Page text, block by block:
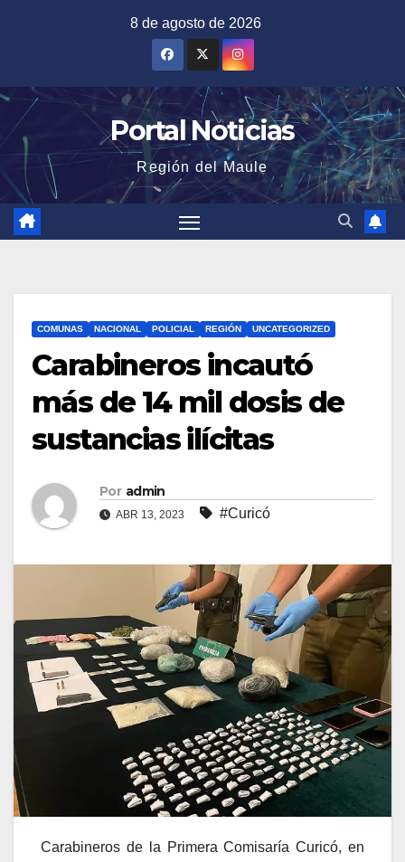
8 de agosto de 2026
Portal Noticias
Región del Maule
COMUNAS NACIONAL POLICIAL REGIÓN UNCATEGORIZED
Carabineros incautó
más de 14 mil dosis de
sustancias ilícitas
Por admin
ABR 13, 2023 #Curicó
Carabineros de la Primera Comisaría Curicó, en